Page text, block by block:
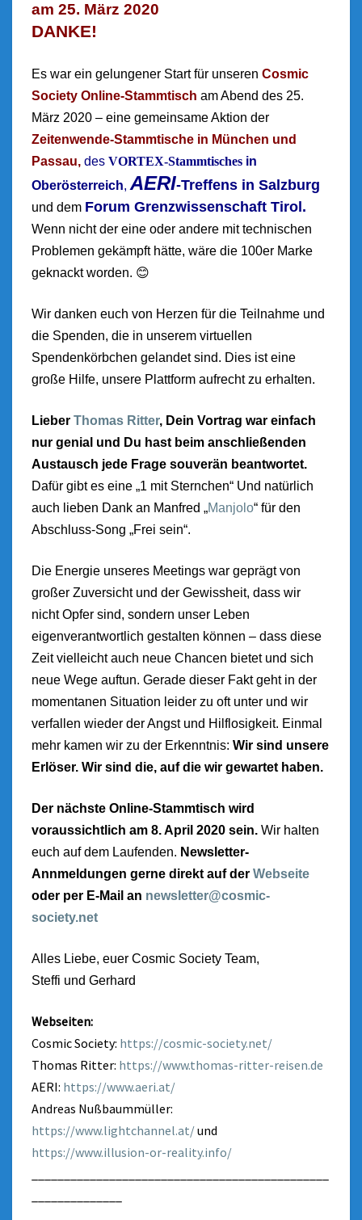
am 25. März 2020
DANKE!
Es war ein gelungener Start für unseren Cosmic
Society Online-Stammtisch am Abend des 25.
März 2020 – eine gemeinsame Aktion der
Zeitenwende-Stammtische in München und
Passau, des VORTEX-Stammtisches in
Oberösterreich, AERI-Treffens in Salzburg
und dem Forum Grenzwissenschaft Tirol.
Wenn nicht der eine oder andere mit technischen
Problemen gekämpft hätte, wäre die 100er Marke
geknackt worden. 😊
Wir danken euch von Herzen für die Teilnahme und
die Spenden, die in unserem virtuellen
Spendenkörbchen gelandet sind. Dies ist eine
große Hilfe, unsere Plattform aufrecht zu erhalten.
Lieber Thomas Ritter, Dein Vortrag war einfach
nur genial und Du hast beim anschließenden
Austausch jede Frage souverän beantwortet.
Dafür gibt es eine „1 mit Sternchen“ Und natürlich
auch lieben Dank an Manfred „Manjolo“ für den
Abschluss-Song „Frei sein“.
Die Energie unseres Meetings war geprägt von
großer Zuversicht und der Gewissheit, dass wir
nicht Opfer sind, sondern unser Leben
eigenverantwortlich gestalten können – dass diese
Zeit vielleicht auch neue Chancen bietet und sich
neue Wege auftun. Gerade dieser Fakt geht in der
momentanen Situation leider zu oft unter und wir
verfallen wieder der Angst und Hilflosigkeit. Einmal
mehr kamen wir zu der Erkenntnis: Wir sind unsere
Erlöser. Wir sind die, auf die wir gewartet haben.
Der nächste Online-Stammtisch wird
voraussichtlich am 8. April 2020 sein. Wir halten
euch auf dem Laufenden. Newsletter-
Annmeldungen gerne direkt auf der Webseite
oder per E-Mail an newsletter@cosmic-
society.net
Alles Liebe, euer Cosmic Society Team,
Steffi und Gerhard
Webseiten:
Cosmic Society: https://cosmic-society.net/
Thomas Ritter: https://www.thomas-ritter-reisen.de
AERI: https://www.aeri.at/
Andreas Nußbaummüller:
https://www.lightchannel.at/und
https://www.illusion-or-reality.info/